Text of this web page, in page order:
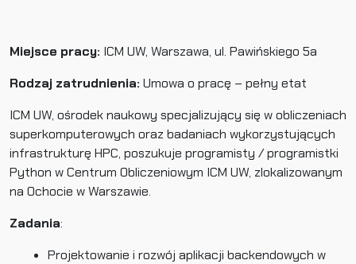
Miejsce pracy: ICM UW, Warszawa, ul. Pawińskiego 5a
Rodzaj zatrudnienia: Umowa o pracę – pełny etat
ICM UW, ośrodek naukowy specjalizujący się w obliczeniach
superkomputerowych oraz badaniach wykorzystujących
infrastrukturę HPC, poszukuje programisty / programistki
Python w Centrum Obliczeniowym ICM UW, zlokalizowanym
na Ochocie w Warszawie.
Zadania:
Projektowanie i rozwój aplikacji backendowych w